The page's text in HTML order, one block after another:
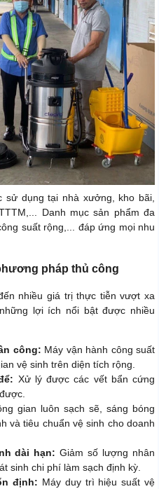
dụng tại nhà xưởng, kho bãi,
Danh mục sản phẩm đa
suất rộng,... đáp ứng mọi nhu
pháp thủ công
nhiều giá trị thực tiễn vượt xa
lợi ích nổi bật được nhiều
công: Máy vận hành công suất
vệ sinh trên diện tích rộng.
Xử lý được các vết bẩn cứng
gian luôn sạch sẽ, sáng bóng
và tiêu chuẩn vệ sinh cho doanh
dài hạn: Giảm số lượng nhân
sinh chi phí làm sạch định kỳ.
định: Máy duy trì hiệu suất vệ